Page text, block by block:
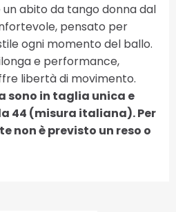
abito da tango donna dal
pensato per
ogni momento del ballo.
e performance,
libertà di movimento.
sono in taglia unica e
44 (misura italiana). Per
non è previsto un reso o